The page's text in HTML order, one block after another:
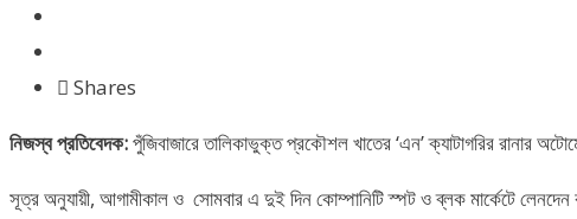
Shares
নিজস্ব প্রতিবেদক:পুঁজিবাজারে তালিকাভুক্ত প্রকৌশল খাতের ‘এন’ ক্যাটাগরির রানার
সূত্র অনুযায়ী, আগামীকাল ও সোমবার এ দুই দিন কোম্পানিটি স্পট ও ব্লক মার্কেটে লেনদেন